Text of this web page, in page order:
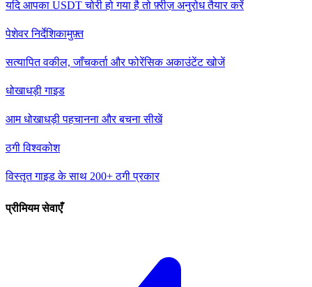
यदि आपका USDT चोरी हो गया है तो फ़्रीज़ अनुरोध तैयार करें
पेशेवर निर्देशिकामुफ़्त
सत्यापित वकील, जाँचकर्ता और फोरेंसिक अकाउंटेंट खोजें
धोखाधड़ी गाइड
आम धोखाधड़ी पहचानना और बचना सीखें
ठगी विश्वकोश
विस्तृत गाइड के साथ 200+ ठगी प्रकार
प्रीमियम सेवाएँ